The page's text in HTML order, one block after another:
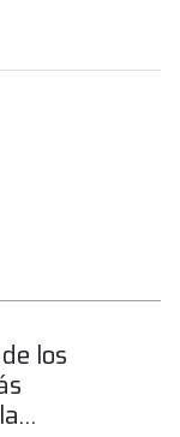
los